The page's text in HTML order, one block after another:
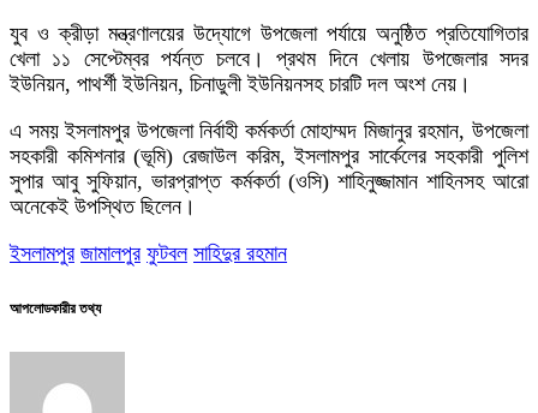
যুব ও ক্রীড়া মন্ত্রণালয়ের উদ্যোগে উপজেলা পর্যায়ে অনুষ্ঠিত প্রতিযোগিতার
খেলা ১১ সেপ্টেম্বর পর্যন্ত চলবে। প্রথম দিনে খেলায় উপজেলার সদর
ইউনিয়ন, পাথর্শী ইউনিয়ন, চিনাডুলী ইউনিয়নসহ চারটি দল অংশ নেয়।
এ সময় ইসলামপুর উপজেলা নির্বাহী কর্মকর্তা মোহাম্মদ মিজানুর রহমান, উপজেলা
সহকারী কমিশনার (ভূমি) রেজাউল করিম, ইসলামপুর সার্কেলের সহকারী পুলিশ
সুপার আবু সুফিয়ান, ভারপ্রাপ্ত কর্মকর্তা (ওসি) শাহিনুজ্জামান শাহিনসহ আরো
অনেকেই উপস্থিত ছিলেন।
ইসলামপুর জামালপুর ফুটবল সাহিদুর রহমান
আপলোডকারীর তথ্য